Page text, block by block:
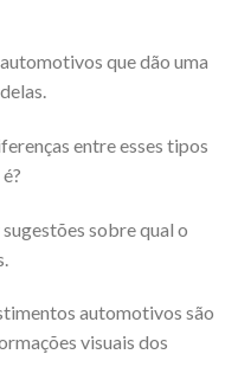
que dão uma
entre esses tipos
sobre qual o
automotivos são
visuais dos